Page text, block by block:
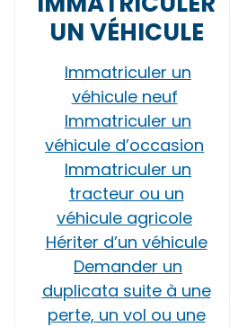
UN VÉHICULE
Immatriculer un
véhicule neuf
Immatriculer un
véhicule d’occasion
Immatriculer un
tracteur ou un
véhicule agricole
Hériter d’un véhicule
Demander un
duplicata suite à une
perte, un vol ou une